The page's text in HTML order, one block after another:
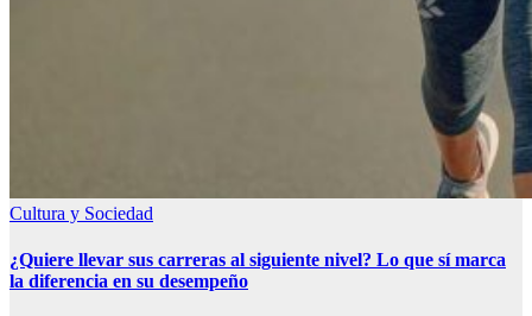
Cultura y Sociedad
¿Quiere llevar sus carreras al siguiente nivel? Lo que sí marca
la diferencia en su desempeño